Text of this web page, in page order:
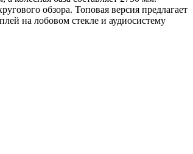
обзора. Топовая версия предлагает
на лобовом стекле и аудиосистему